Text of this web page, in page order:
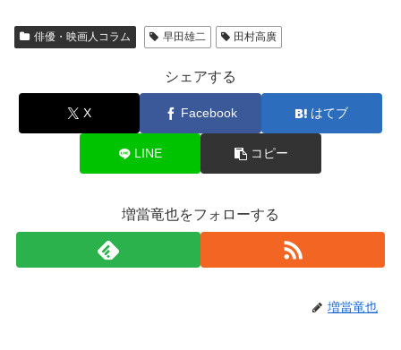
俳優・映画人コラム 早田雄二 田村高廣
シェアする
X Facebook はてブ
LINE コピー
増當竜也をフォローする
増當竜也